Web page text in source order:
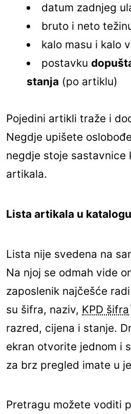
datum zadnjeg
bruto i neto
kalo masu i kalo
postavku
stanja (po artiklu)
Pojedini artikli traže i
Negdje upišete
negdje stoje sastavnice
artikala.
Lista artikala u katalogu
Lista nije svedena na
Na njoj se odmah vide
zaposlenik najčešće
su šifra, naziv, KPD šifra
razred, cijena i stanje.
ekran otvorite jednom i
za brz pregled imate u
Pretragu možete voditi